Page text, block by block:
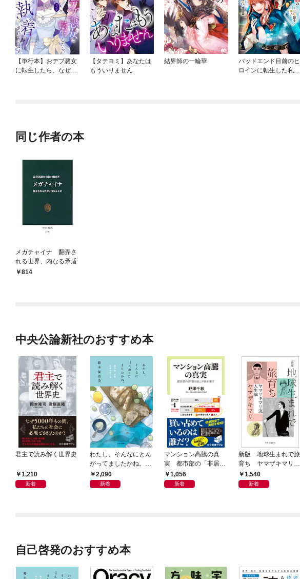
【単行本】おデブ悪女
に転生したら、なぜか
【タテヨミ】あなたは
もういりません
結界師の一輪華
バッドエンド目前のヒ
ロインに転生した私、
同じ作者の本
メガチャイナ 翻弄さ
れる世界、内なる矛盾
814
中央公論新社のおすすめ本
君主で読み解く世界史
1,210
新着
わたし、そんなにとん
がってましたかね。
獅子座、Ａ型、丙午は
めぐる
2,090
新着
マンション高騰の真
実 都市部の「非居住
化」が街を壊す
1,056
新着
新版 地球生まれで旅
育ち ヤマザキマリ流
人生論
1,540
新着
自己啓発のおすすめ本